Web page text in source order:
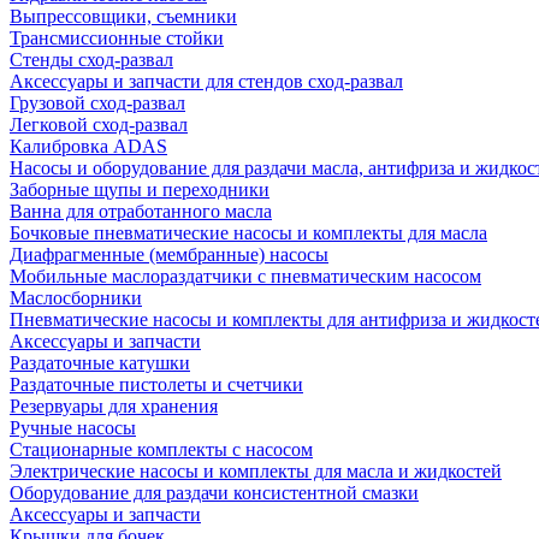
Выпрессовщики, съемники
Трансмиссионные стойки
Стенды сход-развал
Аксессуары и запчасти для стендов сход-развал
Грузовой сход-развал
Легковой сход-развал
Калибровка ADAS
Насосы и оборудование для раздачи масла, антифриза и
Заборные щупы и переходники
Ванна для отработанного масла
Бочковые пневматические насосы и комплекты для масла
Диафрагменные (мембранные) насосы
Мобильные маслораздатчики с пневматическим насосом
Маслосборники
Пневматические насосы и комплекты для антифриза и
Аксессуары и запчасти
Раздаточные катушки
Раздаточные пистолеты и счетчики
Резервуары для хранения
Ручные насосы
Стационарные комплекты с насосом
Электрические насосы и комплекты для масла и жидкостей
Оборудование для раздачи консистентной смазки
Аксессуары и запчасти